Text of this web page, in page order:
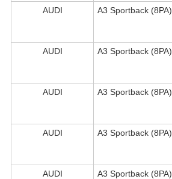
AUDI
A3 Sportback (8PA)
AUDI
A3 Sportback (8PA)
AUDI
A3 Sportback (8PA)
AUDI
A3 Sportback (8PA)
AUDI
A3 Sportback (8PA)